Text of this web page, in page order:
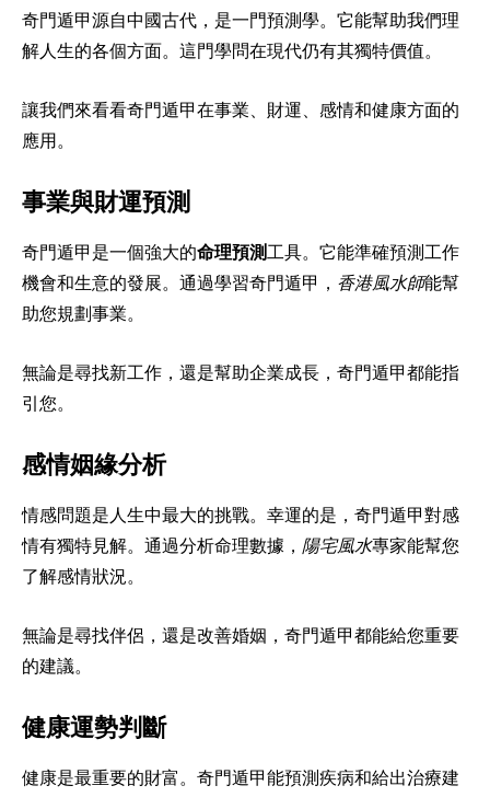
奇門遁甲源自中國古代，是一門預測學。它能幫助我們理
解人生的各個方面。這門學問在現代仍有其獨特價值。
讓我們來看看奇門遁甲在事業、財運、感情和健康方面的
應用。
事業與財運預測
奇門遁甲是一個強大的命理預測 工具。它能準確預測工作
機會和生意的發展。通過學習奇門遁甲， 香港風水師能幫
助您規劃事業。
無論是尋找新工作，還是幫助企業成長，奇門遁甲都能指
引您。
感情姻緣分析
情感問題是人生中最大的挑戰。幸運的是，奇門遁甲對感
情有獨特見解。通過分析命理數據， 陽宅風水專家能幫您
了解感情狀況。
無論是尋找伴侶，還是改善婚姻，奇門遁甲都能給您重要
的建議。
健康運勢判斷
健康是最重要的財富。奇門遁甲能預測疾病和給出治療建